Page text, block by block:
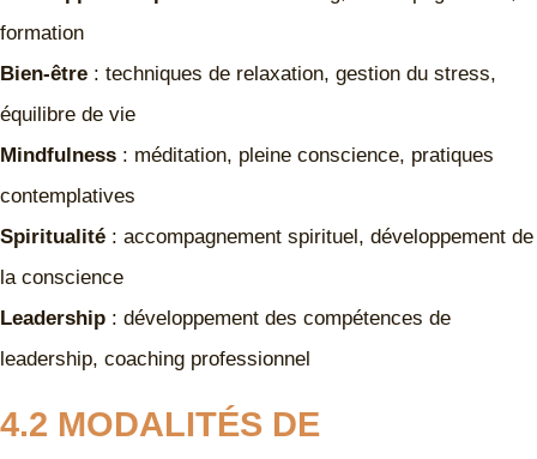
formation
Bien-être : techniques de relaxation, gestion du stress,
équilibre de vie
Mindfulness : méditation, pleine conscience, pratiques
contemplatives
Spiritualité : accompagnement spirituel, développement de
la conscience
Leadership : développement des compétences de
leadership, coaching professionnel
4.2 MODALITÉS DE